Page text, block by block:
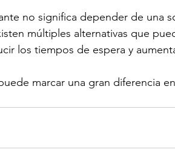
no significa depender de una
múltiples alternativas que
los tiempos de espera y
marcar una gran diferencia